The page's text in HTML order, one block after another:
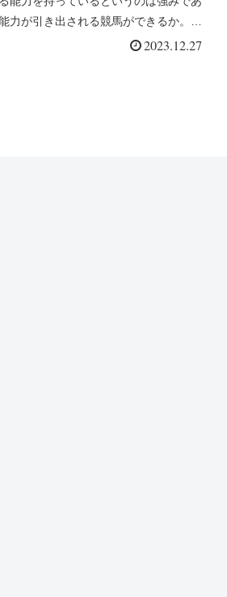
力が引き出される競馬ができるか。楽
2023.12.27